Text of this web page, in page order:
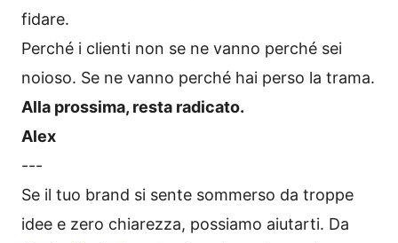
fidare.
Perché i clienti non se ne vanno perché sei
noioso. Se ne vanno perché hai perso la trama.
Alla prossima, resta radicato.
Alex
---
Se il tuo brand si sente sommerso da troppe
idee e zero chiarezza, possiamo aiutarti. Da